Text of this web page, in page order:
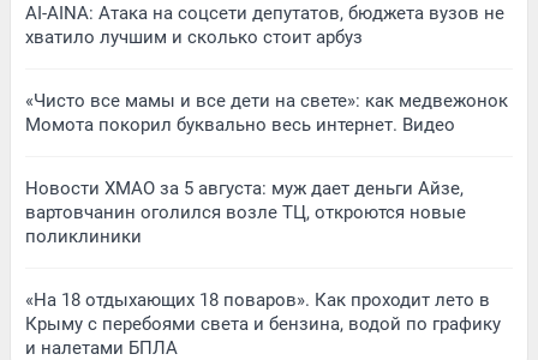
AI-AINA: Атака на соцсети депутатов, бюджета вузов не
хватило лучшим и сколько стоит арбуз
«Чисто все мамы и все дети на свете»: как медвежонок
Момота покорил буквально весь интернет. Видео
Новости ХМАО за 5 августа: муж дает деньги Айзе,
вартовчанин оголился возле ТЦ, откроются новые
поликлиники
«На 18 отдыхающих 18 поваров». Как проходит лето в
Крыму с перебоями света и бензина, водой по графику
и налетами БПЛА